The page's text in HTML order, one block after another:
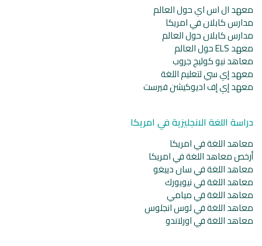
معهد ال اس اي حول العالم
مدارس كابلان في امريكا
مدارس كابلان حول العالم
معهد ELS حول العالم
معاهد نيو كوليج جروب
معهد إي سي لتعليم اللغة
معهد إي إف اديوكيشن فيرست
دراسة اللغة الانجليزية في امريكا
معاهد اللغة في امريكا
أرخص معاهد اللغة في امريكا
معاهد اللغة في سان دييغو
معاهد اللغة في نيويورك
معاهد اللغة في ميامي
معاهد اللغة في لوس انجلوس
معاهد اللغة في اورلاندو